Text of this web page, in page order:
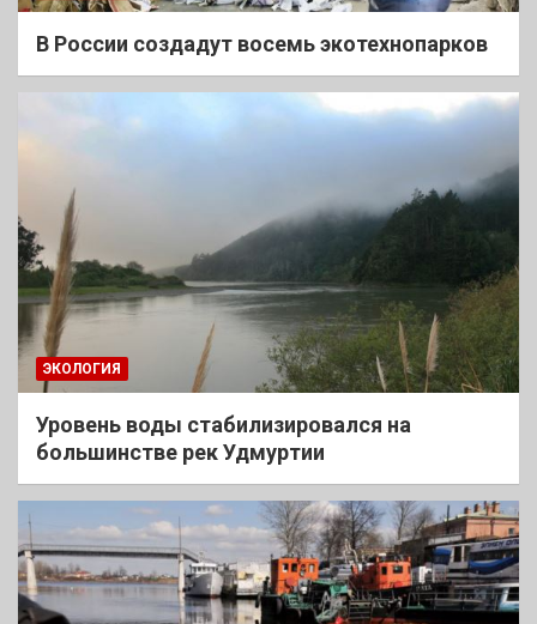
В России создадут восемь экотехнопарков
ЭКОЛОГИЯ
Уровень воды стабилизировался на
большинстве рек Удмуртии